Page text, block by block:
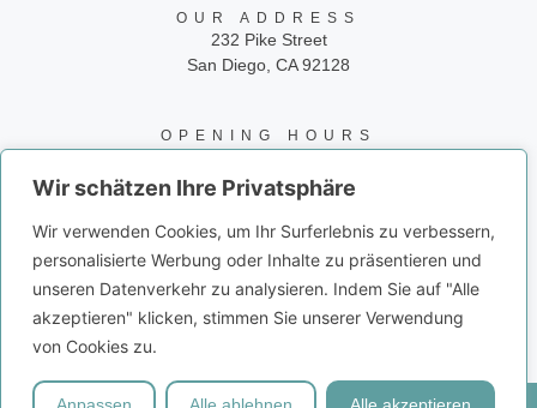
Wir schätzen Ihre Privatsphäre
Wir verwenden Cookies, um Ihr Surferlebnis zu verbessern,
personalisierte Werbung oder Inhalte zu präsentieren und
unseren Datenverkehr zu analysieren. Indem Sie auf "Alle
akzeptieren" klicken, stimmen Sie unserer Verwendung
von Cookies zu.
OUR ADDRESS
232 Pike Street
San Diego, CA 92128
OPENING HOURS
CONTACT INFO
Phone: 858-945-9573
Email: info@juiceito.com